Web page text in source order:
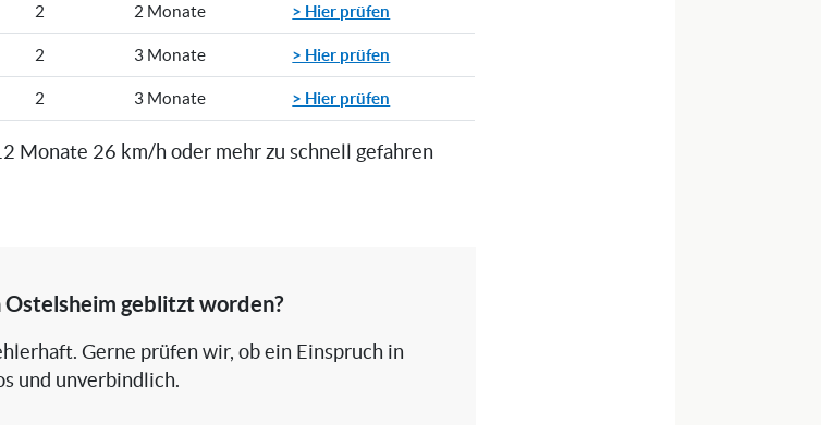
2 2 Monate > Hier prüfen
2 3 Monate > Hier prüfen
2 3 Monate > Hier prüfen
Monate 26 km/h oder mehr zu schnell gefahren
geblitzt worden?
Gerne prüfen wir, ob ein Einspruch in
und unverbindlich.